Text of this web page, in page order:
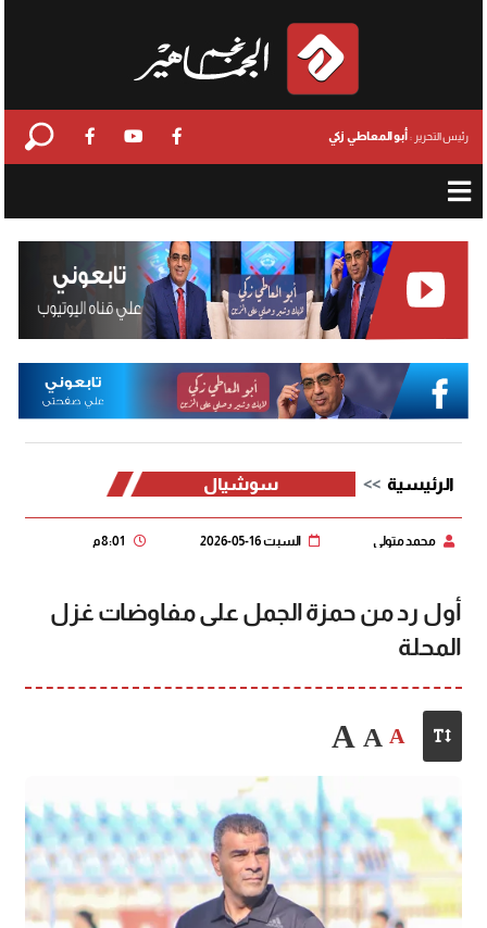
رئيس التحرير : أبو المعاطي زكي
الرئيسية سوشيال
محمد متولي السبت 16-05-2026
أول رد من حمزة الجمل على مفاوضات غزل
المحلة
A
A
A